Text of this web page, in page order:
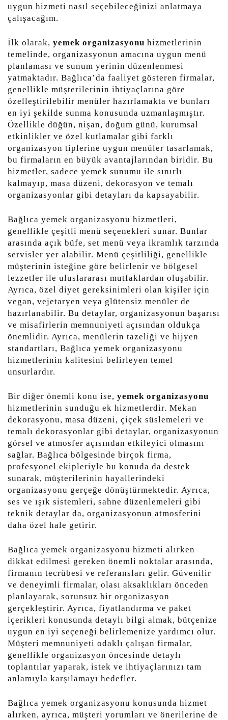
uygun hizmeti nasıl seçebileceğinizi anlatmaya
çalışacağım.
İlk olarak, yemek organizasyonu hizmetlerinin
temelinde, organizasyonun amacına uygun menü
planlaması ve sunum yerinin düzenlenmesi
yatmaktadır. Bağlıca’da faaliyet gösteren firmalar,
genellikle müşterilerinin ihtiyaçlarına göre
özelleştirilebilir menüler hazırlamakta ve bunları
en iyi şekilde sunma konusunda uzmanlaşmıştır.
Özellikle düğün, nişan, doğum günü, kurumsal
etkinlikler ve özel kutlamalar gibi farklı
organizasyon tiplerine uygun menüler tasarlamak,
bu firmaların en büyük avantajlarından biridir. Bu
hizmetler, sadece yemek sunumu ile sınırlı
kalmayıp, masa düzeni, dekorasyon ve temalı
organizasyonlar gibi detayları da kapsayabilir.
Bağlıca yemek organizasyonu hizmetleri,
genellikle çeşitli menü seçenekleri sunar. Bunlar
arasında açık büfe, set menü veya ikramlık tarzında
servisler yer alabilir. Menü çeşitliliği, genellikle
müşterinin isteğine göre belirlenir ve bölgesel
lezzetler ile uluslararası mutfaklardan oluşabilir.
Ayrıca, özel diyet gereksinimleri olan kişiler için
vegan, vejetaryen veya glütensiz menüler de
hazırlanabilir. Bu detaylar, organizasyonun başarısı
ve misafirlerin memnuniyeti açısından oldukça
önemlidir. Ayrıca, menülerin tazeliği ve hijyen
standartları, Bağlıca yemek organizasyonu
hizmetlerinin kalitesini belirleyen temel
unsurlardır.
Bir diğer önemli konu ise, yemek organizasyonu
hizmetlerinin sunduğu ek hizmetlerdir. Mekan
dekorasyonu, masa düzeni, çiçek süslemeleri ve
temalı dekorasyonlar gibi detaylar, organizasyonun
görsel ve atmosfer açısından etkileyici olmasını
sağlar. Bağlıca bölgesinde birçok firma,
profesyonel ekipleriyle bu konuda da destek
sunarak, müşterilerinin hayallerindeki
organizasyonu gerçeğe dönüştürmektedir. Ayrıca,
ses ve ışık sistemleri, sahne düzenlemeleri gibi
teknik detaylar da, organizasyonun atmosferini
daha özel hale getirir.
Bağlıca yemek organizasyonu hizmeti alırken
dikkat edilmesi gereken önemli noktalar arasında,
firmanın tecrübesi ve referansları gelir. Güvenilir
ve deneyimli firmalar, olası aksaklıkları önceden
planlayarak, sorunsuz bir organizasyon
gerçekleştirir. Ayrıca, fiyatlandırma ve paket
içerikleri konusunda detaylı bilgi almak, bütçenize
uygun en iyi seçeneği belirlemenize yardımcı olur.
Müşteri memnuniyeti odaklı çalışan firmalar,
genellikle organizasyon öncesinde detaylı
toplantılar yaparak, istek ve ihtiyaçlarınızı tam
anlamıyla karşılamayı hedefler.
Bağlıca yemek organizasyonu konusunda hizmet
alırken, ayrıca, müşteri yorumları ve önerilerine de